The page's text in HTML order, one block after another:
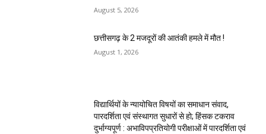
August 5, 2026
छत्तीसगढ़ के 2 मजदूरों की आतंकी हमले में मौत !
August 1, 2026
विद्यार्थियों के न्यायोचित विषयों का समाधान संवाद,
पारदर्शिता एवं संस्थागत सुधारों से हो; हिंसक टकराव
दुर्भाग्यपूर्ण : अभाविपप्रतियोगी परीक्षाओं में पारदर्शिता एवं